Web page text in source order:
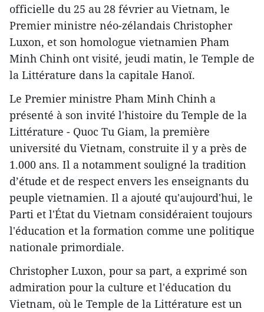
officielle du 25 au 28 février au Vietnam, le
Premier ministre néo-zélandais Christopher
Luxon, et son homologue vietnamien Pham
Minh Chinh ont visité, jeudi matin, le Temple de
la Littérature dans la capitale Hanoï.
Le Premier ministre Pham Minh Chinh a
présenté à son invité l'histoire du Temple de la
Littérature - Quoc Tu Giam, la première
université du Vietnam, construite il y a près de
1.000 ans. Il a notamment souligné la tradition
d’étude et de respect envers les enseignants du
peuple vietnamien. Il a ajouté qu'aujourd'hui, le
Parti et l'État du Vietnam considéraient toujours
l'éducation et la formation comme une politique
nationale primordiale.
Christopher Luxon, pour sa part, a exprimé son
admiration pour la culture et l'éducation du
Vietnam, où le Temple de la Littérature est un